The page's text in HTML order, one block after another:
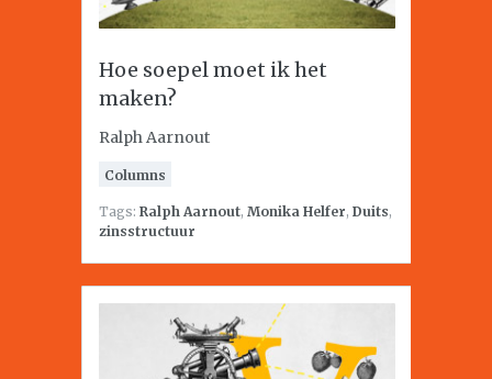
Hoe soepel moet ik het
maken?
Ralph Aarnout
Columns
Tags: Ralph Aarnout, Monika Helfer, Duits,
zinsstructuur